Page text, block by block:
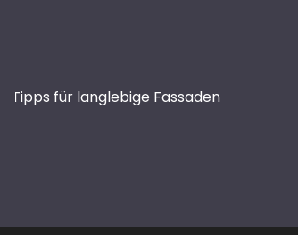
Tipps für langlebige Fassaden